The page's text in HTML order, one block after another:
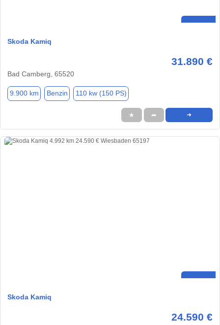
Skoda Kamiq
31.890 €
Bad Camberg, 65520
9.900 km Benzin 110 kw (150 PS)
★ ➦ ➜
Skoda Kamiq
24.590 €